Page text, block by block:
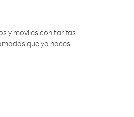
y móviles con tarifas
que ya haces